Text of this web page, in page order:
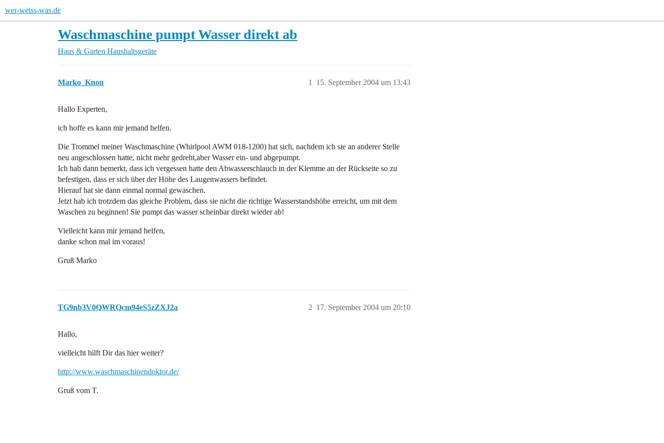
wer-weiss-was.de
Waschmaschine pumpt Wasser direkt ab
Haus & Garten Haushaltsgeräte
Marko_Knon 15. September 2004 um 13:43
1
Hallo Experten,
ich hoffe es kann mir jemand helfen.
Die Trommel meiner Waschmaschine (Whirlpool AWM 018-1200) hat sich, nachdem ich sie an anderer Stelle
neu angeschlossen hatte, nicht mehr gedreht,aber Wasser ein- und abgepumpt.
Ich hab dann bemerkt, dass ich vergessen hatte den Abwasserschlauch in der Klemme an der Rückseite so zu
befestigen, dass er sich über der Höhe des Laugenwassers befindet.
Hierauf hat sie dann einmal normal gewaschen.
Jetzt hab ich trotzdem das gleiche Problem, dass sie nicht die richtige Wasserstandshöhe erreicht, um mit dem
Waschen zu beginnen! Sie pumpt das wasser scheinbar direkt wieder ab!
Vielleicht kann mir jemand helfen,
danke schon mal im voraus!
Gruß Marko
TG9nb3V0QWRQcm94eS5zZXJ2a 17. September 2004 um 20:10
2
Hallo,
vielleicht hilft Dir das hier weiter?
http://www.waschmaschinendoktor.de/
Gruß vom T.